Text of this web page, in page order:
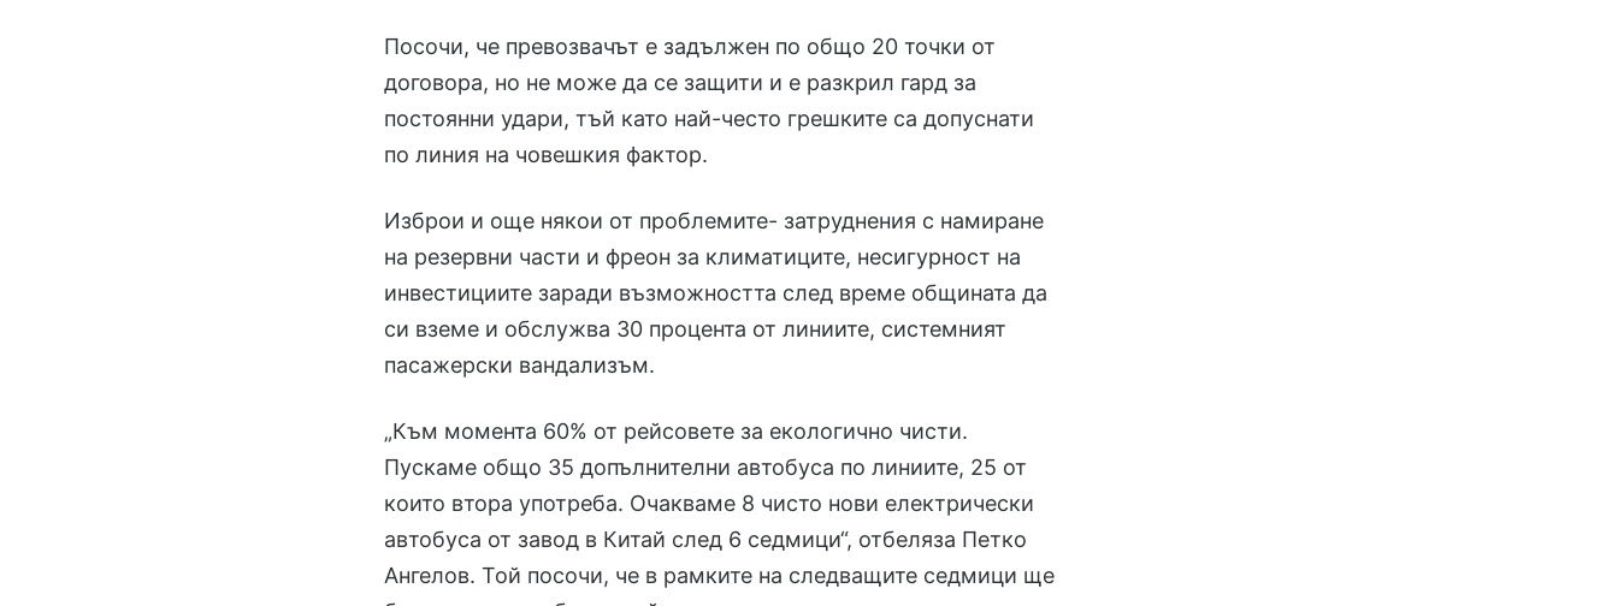
Посочи, че превозвачът е задължен по общо 20 точки от
договора, но не може да се защити и е разкрил гард за
постоянни удари, тъй като най-често грешките са допуснати
по линия на човешкия фактор.
Изброи и още някои от проблемите- затруднения с намиране
на резервни части и фреон за климатиците, несигурност на
инвестициите заради възможността след време общината да
си вземе и обслужва 30 процента от линиите, системният
пасажерски вандализъм.
„Към момента 60% от рейсовете за екологично чисти.
Пускаме общо 35 допълнителни автобуса по линиите, 25 от
които втора употреба. Очакваме 8 чисто нови електрически
автобуса от завод в Китай след 6 седмици“, отбеляза Петко
Ангелов. Той посочи, че в рамките на следващите седмици ще